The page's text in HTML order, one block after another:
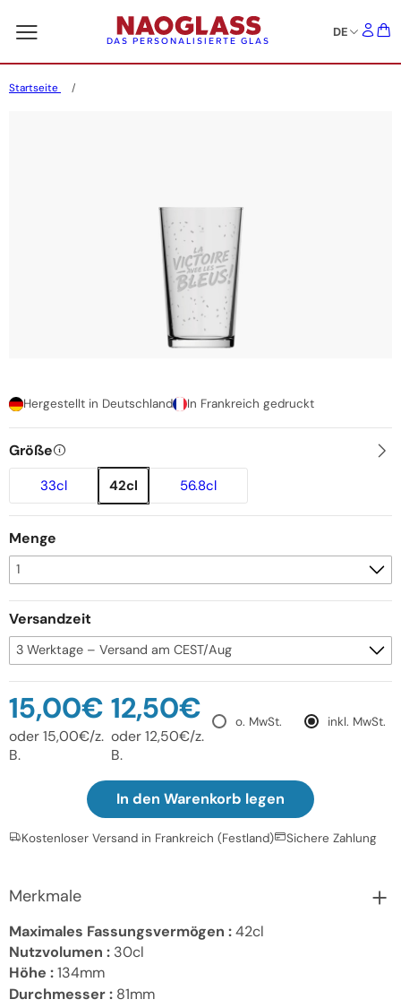
DAS PERSONALISIERTE GLAS
DE
Startseite
Hergestellt in Deutschland In Frankreich gedruckt
Größe
33cl 42cl 56.8cl
Menge
Versandzeit
o. MwSt. inkl. MwSt.
15,00€
oder 15,00€/z.
B.
12,50€
oder 12,50€/z.
B.
In den Warenkorb legen
Kostenloser Versand in Frankreich (Festland) Sichere Zahlung
Merkmale
Maximales Fassungsvermögen :42cl
Nutzvolumen : 30cl
Höhe :134mm
Durchmesser : 81mm